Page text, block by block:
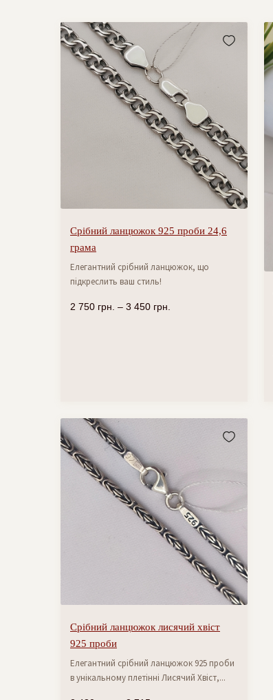
Срібний ланцюжок 925 проби 24,6
грама
Елегантний срібний ланцюжок, що
підкреслить ваш стиль!
2 750 грн. – 3 450 грн.
Срібний ланцюжок лисячий хвіст
925 проби
Елегантний срібний ланцюжок 925 проби
в унікальному плетінні Лисячий Хвіст,...